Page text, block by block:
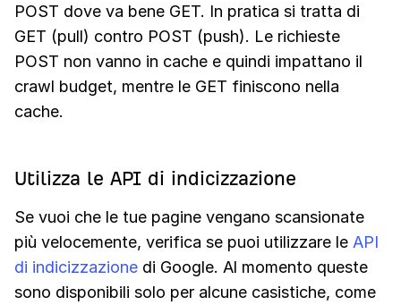
POST dove va bene GET. In pratica si tratta di
GET (pull) contro POST (push). Le richieste
POST non vanno in cache e quindi impattano il
crawl budget, mentre le GET finiscono nella
cache.
Utilizza le API di indicizzazione
Se vuoi che le tue pagine vengano scansionate
più velocemente, verifica se puoi utilizzare le API
di indicizzazione di Google. Al momento queste
sono disponibili solo per alcune casistiche, come